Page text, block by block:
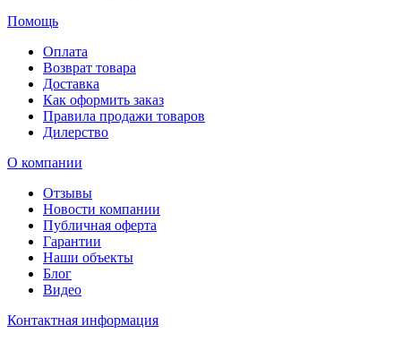
Помощь
Оплата
Возврат товара
Доставка
Как оформить заказ
Правила продажи товаров
Дилерство
О компании
Отзывы
Новости компании
Публичная оферта
Гарантии
Наши объекты
Блог
Видео
Контактная информация